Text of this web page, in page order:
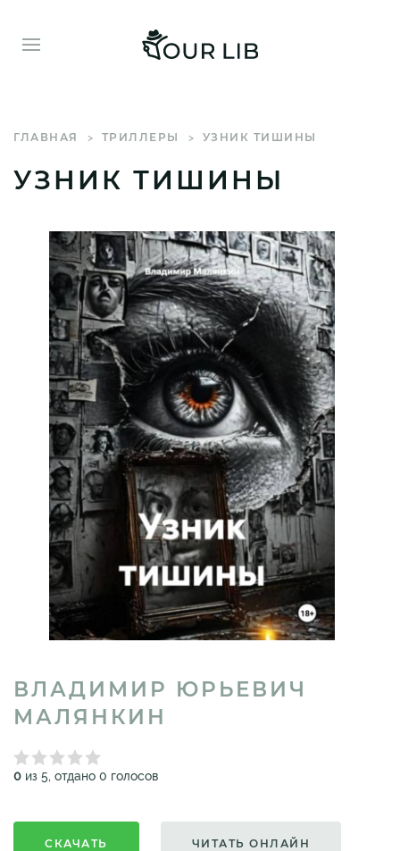
ГЛАВНАЯ ТРИЛЛЕРЫ УЗНИК ТИШИНЫ
УЗНИК ТИШИНЫ
ВЛАДИМИР ЮРЬЕВИЧ
МАЛЯНКИН
0 из 5, отдано 0 голосов
СКАЧАТЬ ЧИТАТЬ ОНЛАЙН